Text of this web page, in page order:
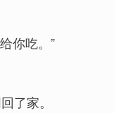
你吃。”
了家。